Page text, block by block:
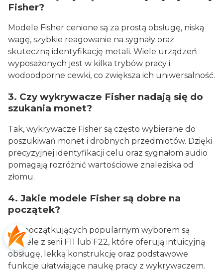
Fisher?
Modele Fisher cenione są za prostą obsługę, niską
wagę, szybkie reagowanie na sygnały oraz
skuteczną identyfikację metali. Wiele urządzeń
wyposażonych jest w kilka trybów pracy i
wodoodporne cewki, co zwiększa ich uniwersalność.
3. Czy wykrywacze Fisher nadają się do
szukania monet?
Tak, wykrywacze Fisher są często wybierane do
poszukiwań monet i drobnych przedmiotów. Dzięki
precyzyjnej identyfikacji celu oraz sygnałom audio
pomagają rozróżnić wartościowe znaleziska od
złomu.
4. Jakie modele Fisher są dobre na
początek?
Dla początkujących popularnym wyborem są
modele z serii F11 lub F22, które oferują intuicyjną
obsługę, lekką konstrukcję oraz podstawowe
funkcje ułatwiające naukę pracy z wykrywaczem.